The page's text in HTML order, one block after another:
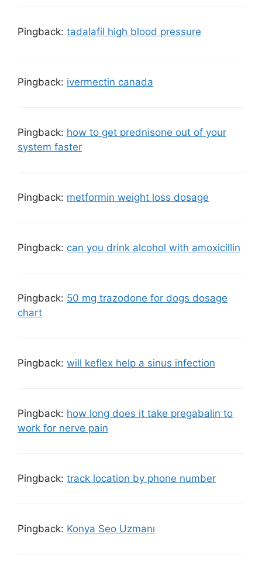
Pingback: tadalafil high blood pressure
Pingback: ivermectin canada
Pingback: how to get prednisone out of your
system faster
Pingback: metformin weight loss dosage
Pingback: can you drink alcohol with amoxicillin
Pingback: 50 mg trazodone for dogs dosage
chart
Pingback: will keflex help a sinus infection
Pingback: how long does it take pregabalin to
work for nerve pain
Pingback: track location by phone number
Pingback: Konya Seo Uzmanı